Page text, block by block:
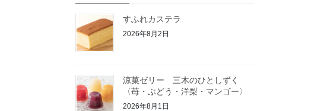
すふれカステラ
2026年8月2日
涼菓ゼリー 三木のひとしずく
〈苺・ぶどう・洋梨・マンゴー〉
2026年8月1日